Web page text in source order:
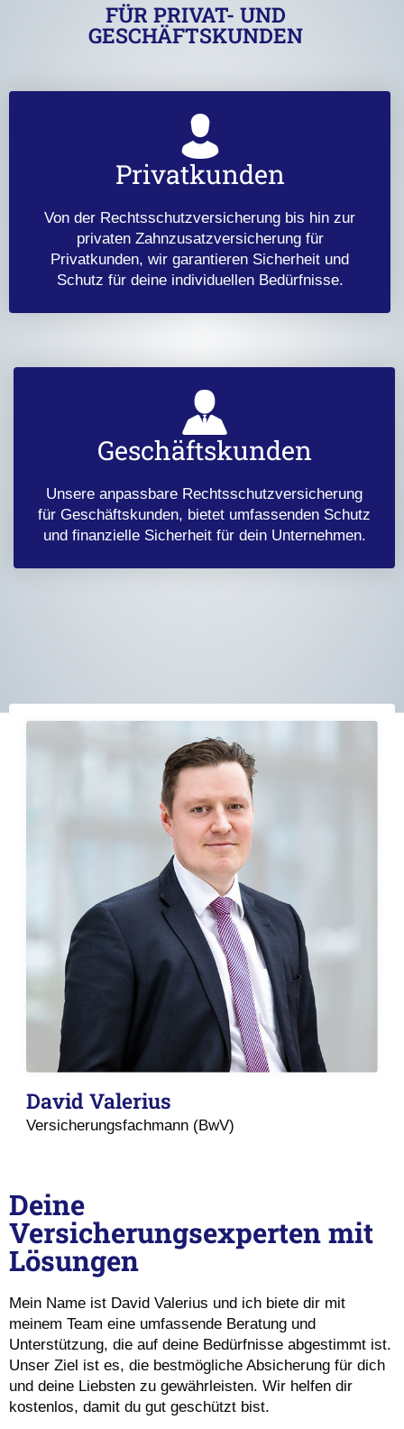
FÜR PRIVAT- UND
GESCHÄFTSKUNDEN
Privatkunden
Von der Rechtsschutzversicherung bis hin zur
privaten Zahnzusatzversicherung für
Privatkunden, wir garantieren Sicherheit und
Schutz für deine individuellen Bedürfnisse.
Geschäftskunden
Unsere anpassbare Rechtsschutzversicherung
für Geschäftskunden, bietet umfassenden Schutz
und finanzielle Sicherheit für dein Unternehmen.
David Valerius
Versicherungsfachmann (BwV)
Deine
Versicherungsexperten mit
Lösungen
Mein Name ist David Valerius und ich biete dir mit
meinem Team eine umfassende Beratung und
Unterstützung, die auf deine Bedürfnisse abgestimmt ist.
Unser Ziel ist es, die bestmögliche Absicherung für dich
und deine Liebsten zu gewährleisten. Wir helfen dir
kostenlos, damit du gut geschützt bist.